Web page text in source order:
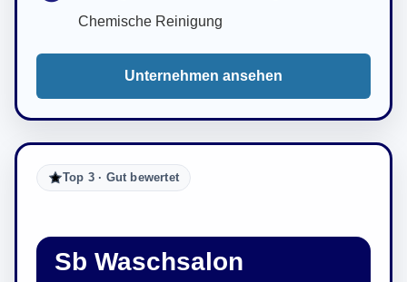
Chemische Reinigung
Unternehmen ansehen
Top 3 · Gut bewertet
Sb Waschsalon